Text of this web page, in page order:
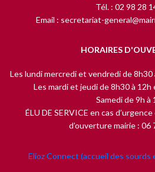
Tél. : 02 98 28
Email : secretariat-
HORAIRES
Les lundi mercredi et vendredi de
Les mardi et jeudi de 8h30 à
Samedi de 9h à
ÉLU DE SERVICE en cas
d’ouverture mairie : 06
Elioz Connect (accueil des